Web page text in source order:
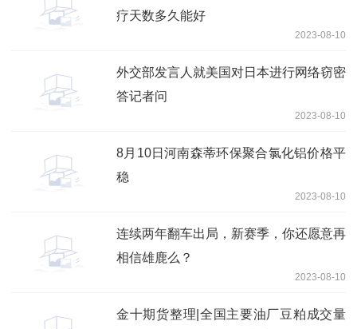
疗天数多久能好
2023-08-10
外交部发言人就美国对日本进行网络窃密
答记者问
2023-08-10
8月10日河南森蒂环保聚合氯化铝价格平
稳
2023-08-10
连续两年翻车出局，新赛季，你还愿意再
相信雄鹿么？
2023-08-10
金十期货整理|全国主要油厂豆粕成交量